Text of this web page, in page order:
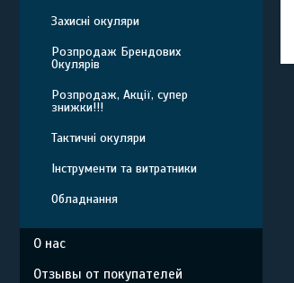
Захисні окуляри
Розпродаж Брендових
Окулярів
Розпродаж, Акції, супер
знижки!!!
Тактичні окуляри
Інструменти та витратники
Обладнання
О нас
Отзывы от покупателей